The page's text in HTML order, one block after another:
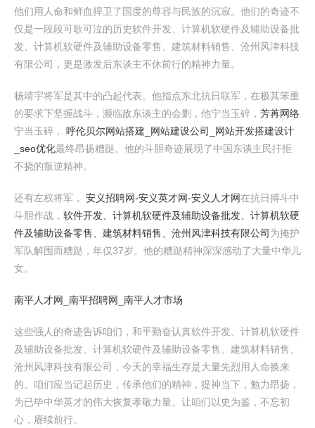
他们用人命和鲜血捍卫了国度的尊容与民族的沉寂。他们的奇迹不
仅是一段段可歌可泣的历史软件开发、计算机软硬件及辅助设备批
发、计算机软硬件及辅助设备零售、建筑材料销售、沧州风津科技
有限公司，更是激发后东谈主不休前行的精神力量。
杨靖宇将军是其中的凸起代表。他指点东北抗日联军，在极其笨重
的要求下坚握战斗，濒临敌东谈主的会剿，他宁当玉碎， 芳苒网络
宁当玉碎， 呼伦贝尔网站搭建_网站建设公司_网站开发搭建设计
_seo优化最终昂扬糟跶。他的斗胆奇迹展现了中国东谈主民扞拒
不挠的叛逆精神。
还有左权将军， 安义招聘网-安义英才网-安义人才网在抗日搏斗中
斗胆作战， 软件开发、计算机软硬件及辅助设备批发、计算机软硬
件及辅助设备零售、建筑材料销售、沧州风津科技有限公司 为掩护
军队解围而糟跶，年仅37岁。他的糟跶精神深深感动了大量中华儿
女。
南平人才网_南平招聘网_南平人才市场
这些强人的奇迹告诉咱们，和平勤奋认真软件开发、计算机软硬件
及辅助设备批发、计算机软硬件及辅助设备零售、建筑材料销售、
沧州风津科技有限公司，今天的幸福生存是大量先烈用人命换来
的。咱们应当记起历史，传承他们的精神，提神当下，勉力昂扬，
为已毕中华英才的伟大恢复孝敬力量。让咱们以史为鉴，不忘初
心，赓续前行。